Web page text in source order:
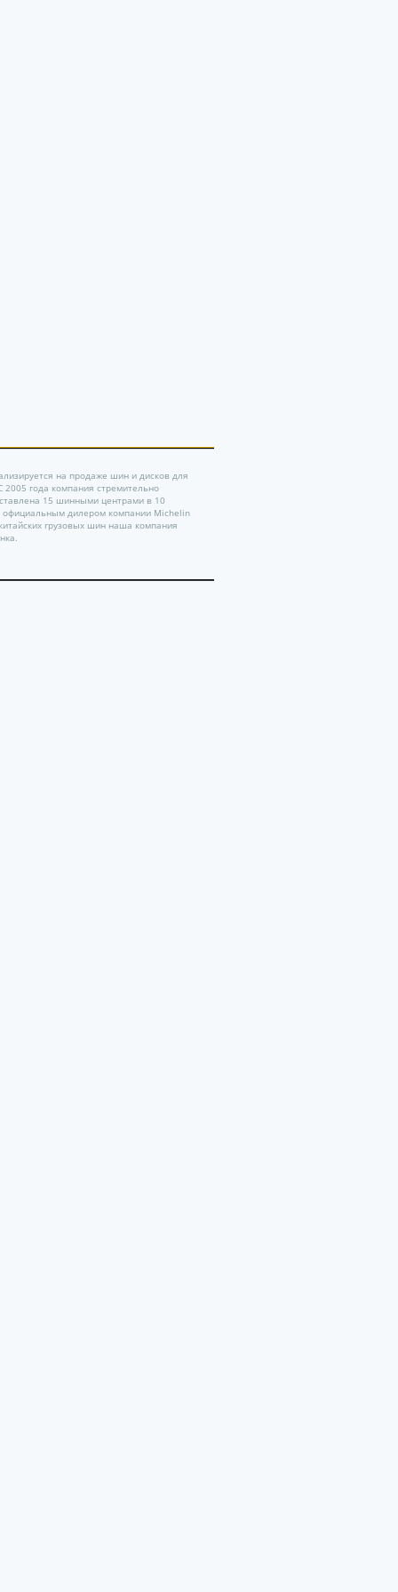
на продаже шин и дисков для
2005 года компания стремительно
15 шинными центрами в 10
официальным дилером компании Michelin
грузовых шин наша компания